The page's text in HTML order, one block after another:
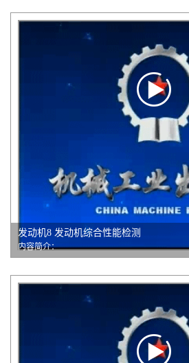
发动机8 发动机综合性能检测
内容简介：